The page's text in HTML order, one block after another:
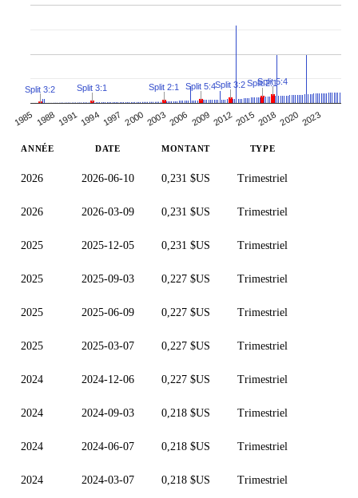
1985 1988 1991 1994 1997 2000 20032006 2009 20122015 20182020 2023
Split 3:2 Split 3:1 Split 2:1 Split 5:4Split 3:2Split 2:1
Split 5:4
ANNÉE DATE MONTANT TYPE
2026 2026-06-10 0,231 $US Trimestriel
2026 2026-03-09 0,231 $US Trimestriel
2025 2025-12-05 0,231 $US Trimestriel
2025 2025-09-03 0,227 $US Trimestriel
2025 2025-06-09 0,227 $US Trimestriel
2025 2025-03-07 0,227 $US Trimestriel
2024 2024-12-06 0,227 $US Trimestriel
2024 2024-09-03 0,218 $US Trimestriel
2024 2024-06-07 0,218 $US Trimestriel
2024 2024-03-07 0,218 $US Trimestriel